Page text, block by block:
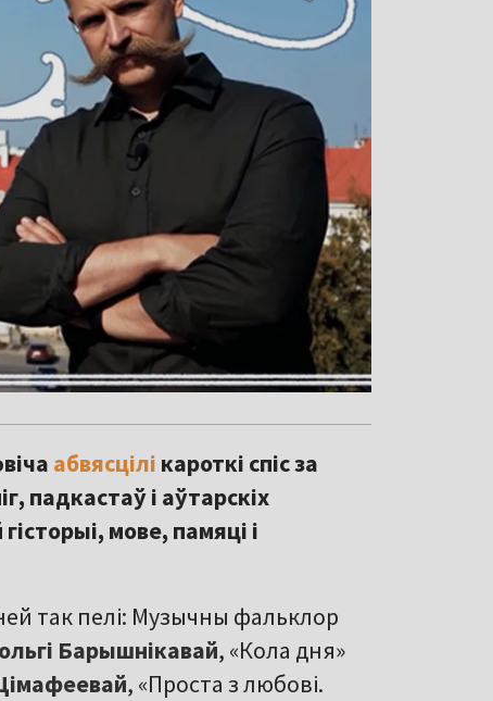
абвясцілі кароткі спіс за
падкастаў і аўтарскіх
мове, памяці і
так пелі: Музычны фальклор
Барышнікавай, «Кола дня»
, «Проста з любові.